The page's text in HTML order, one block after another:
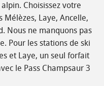
Choisissez votre
Mélèzes, Laye, Ancelle,
Nous ne manquons pas
Pour les stations de ski
et Laye, un seul forfait
le Pass Champsaur 3